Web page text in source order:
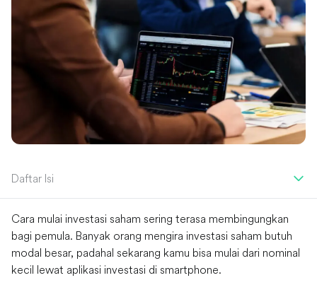
Daftar Isi
Cara mulai investasi saham sering terasa membingungkan
bagi pemula. Banyak orang mengira investasi saham butuh
modal besar, padahal sekarang kamu bisa mulai dari nominal
kecil lewat aplikasi investasi di smartphone.